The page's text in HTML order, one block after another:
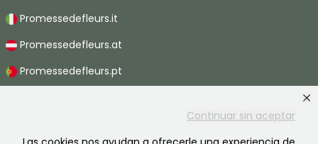
Continuar sin aceptar
Promessedefleurs.it
Promessedefleurs.at
Promessedefleurs.pt